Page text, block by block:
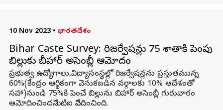
10 Nov 2023 • భారతదేశం
Bihar Caste Survey: రిజర్వేషన్లు 75 శాతానికి పెంపు
బిల్లుకు బీహార్ అసెంబ్లీ ఆమోదం
ప్రభుత్వ ఉద్యోగాలు,విద్యాసంస్థల్లో రిజర్వేషన్లను ప్రస్తుతమున్న
60%(కేంద్రం ఆర్థికంగా వెనుకబడిన వర్గాలకు 10% ఆదేశంతో
సహా)నుండి 75%కి పెంచే బిల్లును బిహార్ అసెంబ్లీ గురువారం
ఆమోదించిందని పిటిఐ నివేదించింది.